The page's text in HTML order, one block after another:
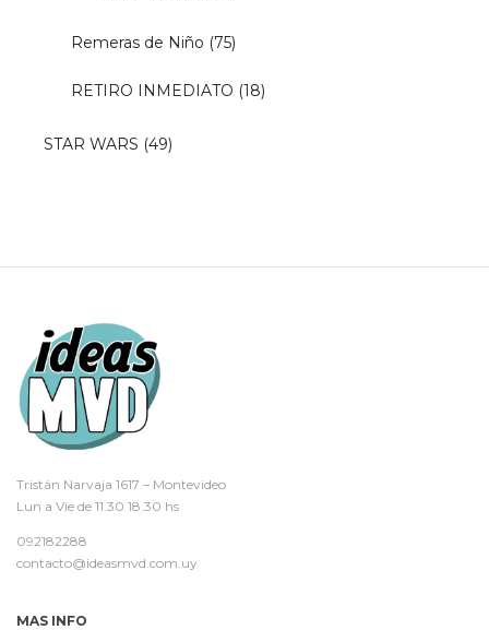
Remeras de Niño (75)
RETIRO INMEDIATO (18)
STAR WARS (49)
Tristán Narvaja 1617 – Montevideo
Lun a Vie de 11.30 18.30 hs
092182288
contacto@ideasmvd.com.uy
MAS INFO